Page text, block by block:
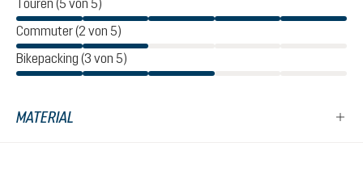
Touren (5 von 5)
Commuter (2 von 5)
Bikepacking (3 von 5)
MATERIAL